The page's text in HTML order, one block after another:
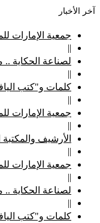
آخر الأخبار
جمعية الإمارات
||
لصناعة الحكاية
||
كلمات و"كتب اليافعين" تهديان 350 كتاباً
||
جمعية الإمارات
||
الأرشيف
||
جمعية الإمارات
||
لصناعة الحكاية
||
كلمات و"كتب اليافعين" تهديان 350 كتاباً